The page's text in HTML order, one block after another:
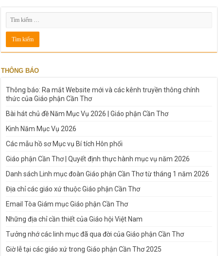
THÔNG BÁO
Thông báo: Ra mắt Website mới và các kênh truyền thông chính
thức của Giáo phận Cần Thơ
Bài hát chủ đề Năm Mục Vụ 2026 | Giáo phận Cần Thơ
Kinh Năm Mục Vụ 2026
Các mẫu hồ sơ Mục vụ Bí tích Hôn phối
Giáo phận Cần Thơ | Quyết định thực hành mục vụ năm 2026
Danh sách Linh mục đoàn Giáo phận Cần Thơ từ tháng 1 năm 2026
Địa chỉ các giáo xứ thuộc Giáo phận Cần Thơ
Email Tòa Giám mục Giáo phận Cần Thơ
Những địa chỉ cần thiết của Giáo hội Việt Nam
Tưởng nhớ các linh mục đã qua đời của Giáo phận Cần Thơ
Giờ lễ tại các giáo xứ trong Giáo phận Cần Thơ 2025